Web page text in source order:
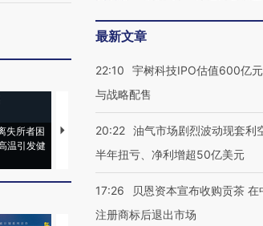
失所者困
温引发健
视线｜HYROX的吸金
心“花钱找虐”？
马航飞行员跨国
毒品
最新文章
22:10
宇树科技IPO估值600亿
与战略配售
20:22 油气市场剧烈波动现套利
半年扭亏、净利增超50亿美元
17:26
贝恩资本宣布收购贡茶
注册商标后退出市场